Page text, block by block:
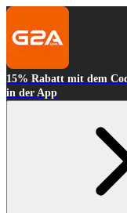
15% Rabatt mit dem
in der App